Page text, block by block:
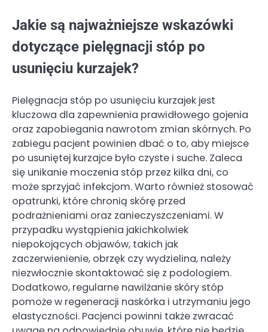
Jakie są najważniejsze wskazówki
dotyczące pielęgnacji stóp po
usunięciu kurzajek?
Pielęgnacja stóp po usunięciu kurzajek jest
kluczowa dla zapewnienia prawidłowego gojenia
oraz zapobiegania nawrotom zmian skórnych. Po
zabiegu pacjent powinien dbać o to, aby miejsce
po usuniętej kurzajce było czyste i suche. Zaleca
się unikanie moczenia stóp przez kilka dni, co
może sprzyjać infekcjom. Warto również stosować
opatrunki, które chronią skórę przed
podrażnieniami oraz zanieczyszczeniami. W
przypadku wystąpienia jakichkolwiek
niepokojących objawów, takich jak
zaczerwienienie, obrzęk czy wydzielina, należy
niezwłocznie skontaktować się z podologiem.
Dodatkowo, regularne nawilżanie skóry stóp
pomoże w regeneracji naskórka i utrzymaniu jego
elastyczności. Pacjenci powinni także zwracać